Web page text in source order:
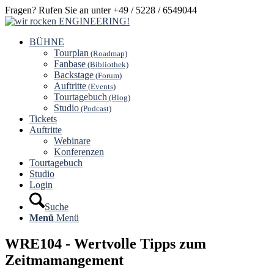
Fragen? Rufen Sie an unter +49 / 5228 / 6549044
BÜHNE
Tourplan (Roadmap)
Fanbase (Bibliothek)
Backstage (Forum)
Auftritte (Events)
Tourtagebuch (Blog)
Studio (Podcast)
Tickets
Auftritte
Webinare
Konferenzen
Tourtagebuch
Studio
Login
Suche
Menü Menü
WRE104 - Wertvolle Tipps zum
Zeitmamangement